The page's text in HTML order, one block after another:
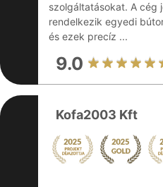
szolgáltatásokat. A cég
rendelkezik egyedi
és ezek precíz ...
9.0
Kofa2003 Kft